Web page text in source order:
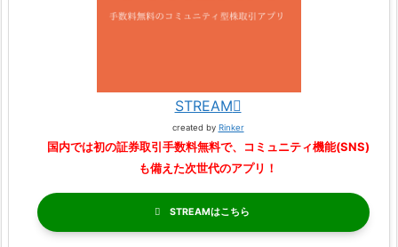
STREAM
created by Rinker
国内では初の証券取引手数料無料で、コミュニティ機能(SNS)
も備えた次世代のアプリ！
STREAM